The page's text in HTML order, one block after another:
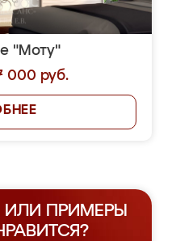
"Моту"
000 руб.
ИЛИ ПРИМЕРЫ